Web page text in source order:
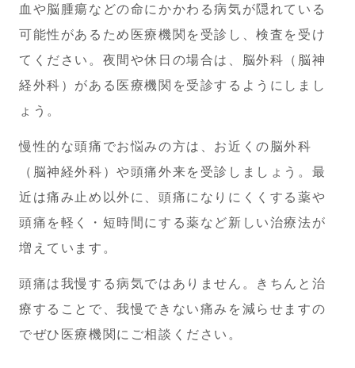
血や脳腫瘍などの命にかかわる病気が隠れている
可能性があるため医療機関を受診し、検査を受け
てください。夜間や休日の場合は、脳外科（脳神
経外科）がある医療機関を受診するようにしまし
ょう。
慢性的な頭痛でお悩みの方は、お近くの脳外科
（脳神経外科）や頭痛外来を受診しましょう。最
近は痛み止め以外に、頭痛になりにくくする薬や
頭痛を軽く・短時間にする薬など新しい治療法が
増えています。
頭痛は我慢する病気ではありません。 きちんと治
療することで、我慢できない痛みを減らせますの
でぜひ医療機関にご相談ください。